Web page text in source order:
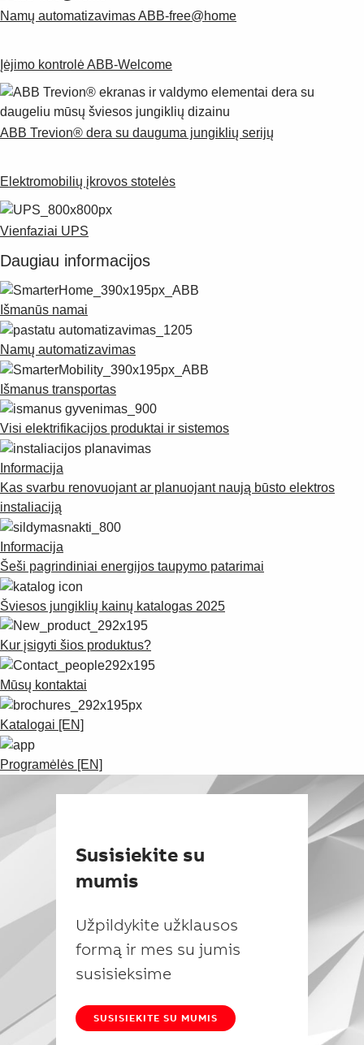
Namų automatizavimas ABB-free@home
Įėjimo kontrolė ABB-Welcome
ABB Trevion® dera su dauguma jungiklių serijų
Elektromobilių įkrovos stotelės
Vienfaziai UPS
Daugiau informacijos
Išmanūs namai
Namų automatizavimas
Išmanus transportas
Visi elektrifikacijos produktai ir sistemos
Informacija
Kas svarbu renovuojant ar planuojant naują būsto elektros
instaliaciją
Informacija
Šeši pagrindiniai energijos taupymo patarimai
Šviesos jungiklių kainų katalogas 2025
Kur įsigyti šios produktus?
Mūsų kontaktai
Katalogai [EN]
Programėlės [EN]
Susisiekite su
mumis
Užpildykite užklausos
formą ir mes su jumis
susisieksime
SUSISIEKITE SU MUMIS